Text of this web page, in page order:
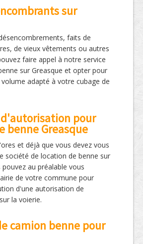
sur
faits de
de vieux vêtements ou autres
faire appel à notre service
sur Greasque et opter pour
adapté à votre cubage de
pour
benne Greasque
et déjà que vous devez vous
société de location de benne sur
au préalable vous
de votre commune pour
d'une autorisation de
la voierie.
camion benne pour